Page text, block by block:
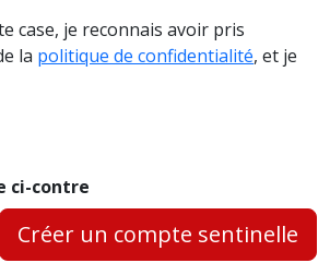
case, je reconnais avoir pris
la politique de confidentialité, et je
ci-contre
Créer un compte sentinelle